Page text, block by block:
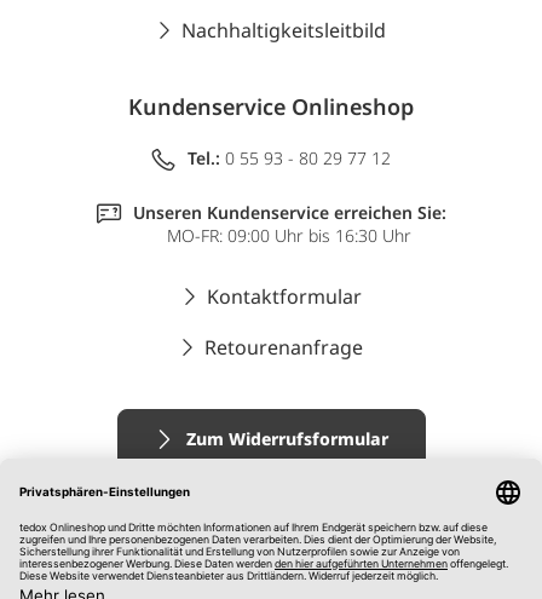
Nachhaltigkeitsleitbild
Kundenservice Onlineshop
Tel.: 0 55 93 - 80 29 77 12
Unseren Kundenservice erreichen Sie:
MO-FR: 09:00 Uhr bis 16:30 Uhr
Kontaktformular
Retourenanfrage
Zum Widerrufsformular
Impressum
AGB